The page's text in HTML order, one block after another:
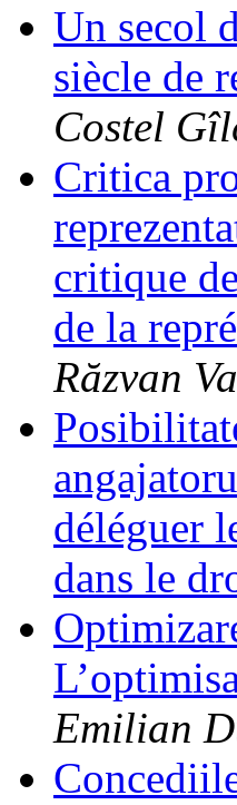
Un secol
siècle de
Costel
Critica
critique
de la
Răzvan
déléguer
dans le
Emilian